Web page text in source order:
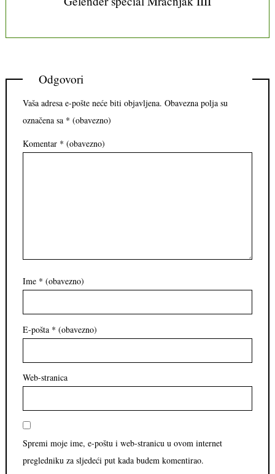
Odgovori
Vaša adresa e-pošte neće biti objavljena. Obavezna polja su
označena sa * (obavezno)
Komentar * (obavezno)
Ime * (obavezno)
E-pošta * (obavezno)
Web-stranica
Spremi moje ime, e-poštu i web-stranicu u ovom internet
pregledniku za sljedeći put kada budem komentirao.